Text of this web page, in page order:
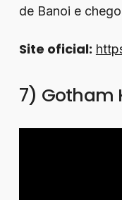
de Banoi e
Site oficial:
7) Gotham